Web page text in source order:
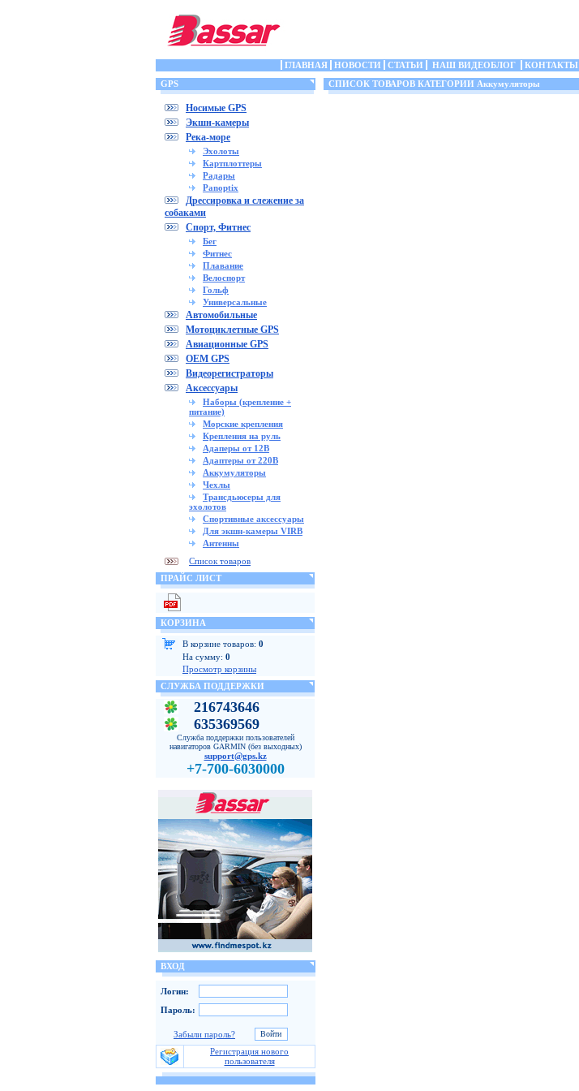
ГЛАВНАЯ НОВОСТИ СТАТЬИ НАШ ВИДЕОБЛОГ КОНТАКТЫ
GPS
Носимые GPS
Экшн-камеры
Река-море
Эхолоты
Картплоттеры
Радары
Panoptix
Дрессировка и слежение за
собаками
Спорт, Фитнес
Бег
Фитнес
Плавание
Велоспорт
Гольф
Универсальные
Автомобильные
Мотоциклетные GPS
Авиационные GPS
OEM GPS
Видеорегистраторы
Аксессуары
Наборы (крепление +
питание)
Морские крепления
Крепления на руль
Адаперы от 12В
Адаптеры от 220В
Аккумуляторы
Чехлы
Трансдьюсеры для
эхолотов
Спортивные аксессуары
Для экшн-камеры VIRB
Антенны
Список товаров
ПРАЙС ЛИСТ
КОРЗИНА
В корзине товаров: 0
На сумму: 0
Просмотр корзины
СЛУЖБА ПОДДЕРЖКИ
216743646
635369569
Служба поддержки пользователей
навигаторов GARMIN (без выходных)
support@gps.kz
+7-700-6030000
ВХОД
Логин:
Пароль:
Забыли пароль?
Регистрация нового
пользователя
СПИСОК ТОВАРОВ КАТЕГОРИИ Аккумуляторы